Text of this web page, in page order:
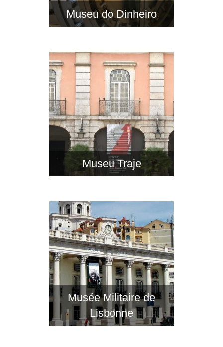
Museu do Dinheiro
Museu Traje
Musée Militaire de
Lisbonne